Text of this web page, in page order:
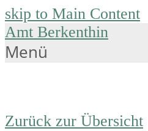
skip to Main Content
Amt Berkenthin
Menü
Zurück zur Übersicht